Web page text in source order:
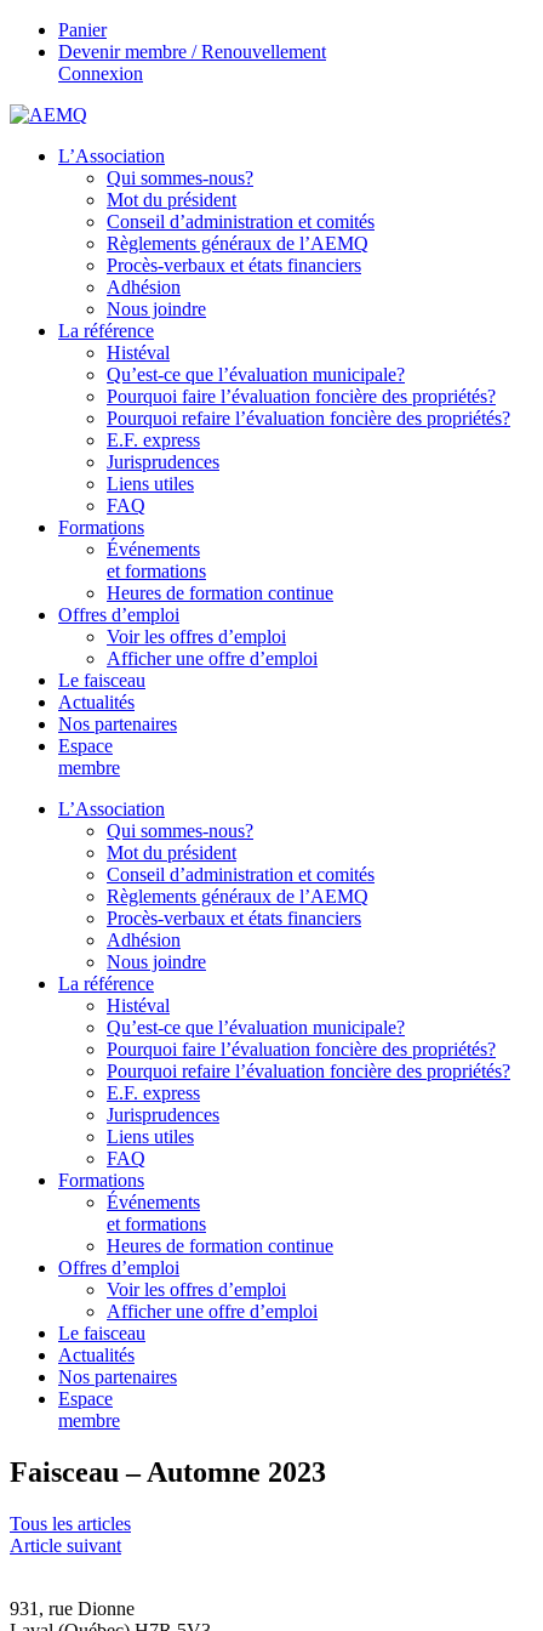
Panier
Devenir membre / Renouvellement
Connexion
L’Association
Qui sommes-nous?
Mot du président
Conseil d’administration et comités
Règlements généraux de l’AEMQ
Procès-verbaux et états financiers
Adhésion
Nous joindre
La référence
Histéval
Qu’est-ce que l’évaluation municipale?
Pourquoi faire l’évaluation foncière des propriétés?
Pourquoi refaire l’évaluation foncière des propriétés?
E.F. express
Jurisprudences
Liens utiles
FAQ
Formations
Événements
et formations
Heures de formation continue
Offres d’emploi
Voir les offres d’emploi
Afficher une offre d’emploi
Le faisceau
Actualités
Nos partenaires
Espace
membre
L’Association
Qui sommes-nous?
Mot du président
Conseil d’administration et comités
Règlements généraux de l’AEMQ
Procès-verbaux et états financiers
Adhésion
Nous joindre
La référence
Histéval
Qu’est-ce que l’évaluation municipale?
Pourquoi faire l’évaluation foncière des propriétés?
Pourquoi refaire l’évaluation foncière des propriétés?
E.F. express
Jurisprudences
Liens utiles
FAQ
Formations
Événements
et formations
Heures de formation continue
Offres d’emploi
Voir les offres d’emploi
Afficher une offre d’emploi
Le faisceau
Actualités
Nos partenaires
Espace
membre
Faisceau – Automne 2023
Tous les articles
Article suivant
931, rue Dionne